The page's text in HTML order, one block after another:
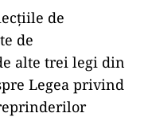
de
de
alte trei legi din
Legea privind